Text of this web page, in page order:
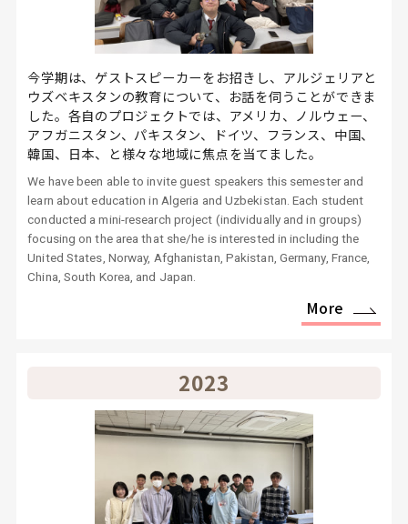
今学期は、ゲストスピーカーをお招きし、アルジェリアと
ウズベキスタンの教育について、お話を伺うことができま
した。各自のプロジェクトでは、アメリカ、ノルウェー、
アフガニスタン、パキスタン、ドイツ、フランス、中国、
韓国、日本、と様々な地域に焦点を当てました。
We have been able to invite guest speakers this semester and
learn about education in Algeria and Uzbekistan. Each student
conducted a mini-research project (individually and in groups)
focusing on the area that she/he is interested in including the
United States, Norway, Afghanistan, Pakistan, Germany, France,
China, South Korea, and Japan.
More
2023